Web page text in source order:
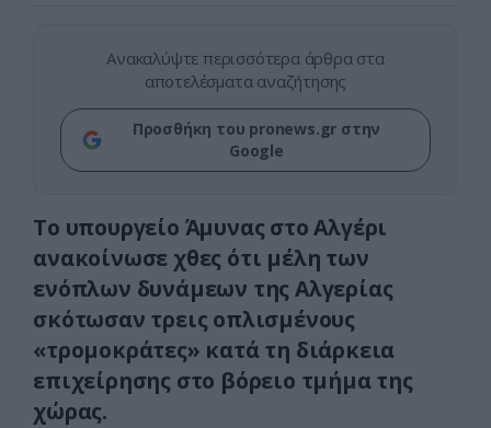
Ανακαλύψτε περισσότερα άρθρα στα
αποτελέσματα αναζήτησης
Προσθήκη του pronews.gr στην
Google
Το υπουργείο Άμυνας στο Αλγέρι
ανακοίνωσε χθες ότι μέλη των
ενόπλων δυνάμεων της Αλγερίας
σκότωσαν τρεις οπλισμένους
«τρομοκράτες» κατά τη διάρκεια
επιχείρησης στο βόρειο τμήμα της
χώρας.